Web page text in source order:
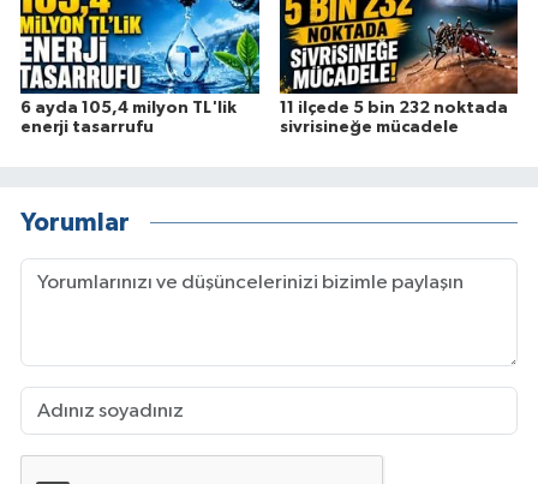
6 ayda 105,4 milyon TL'lik
enerji tasarrufu
11 ilçede 5 bin 232 noktada
sivrisineğe mücadele
Yorumlar